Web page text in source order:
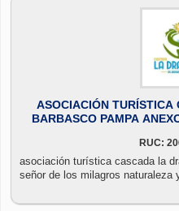
ASOCIACIÓN TURÍSTICA
BARBASCO PAMPA
RUC:
asociación turística cascada la
señor de los milagros naturaleza